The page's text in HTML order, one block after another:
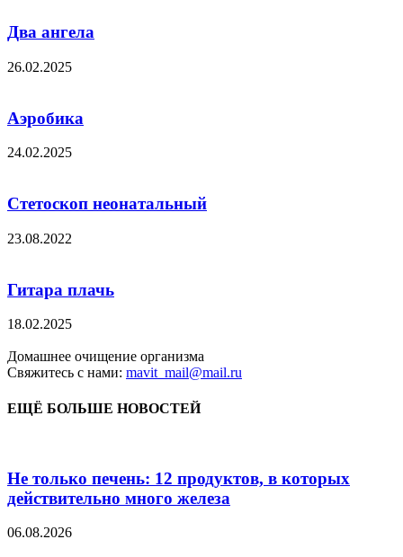
Два ангела
26.02.2025
Аэробика
24.02.2025
Стетоскоп неонатальный
23.08.2022
Гитара плачь
18.02.2025
Домашнее очищение организма
Свяжитесь с нами: mavit_mail@mail.ru
ЕЩЁ БОЛЬШЕ НОВОСТЕЙ
Не только печень: 12 продуктов, в которых
действительно много железа
06.08.2026